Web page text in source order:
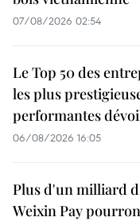
07/08/2026 02:54
Le Top 50 des
les plus
performantes
06/08/2026 16:05
Plus d'un milliard
Weixin Pay